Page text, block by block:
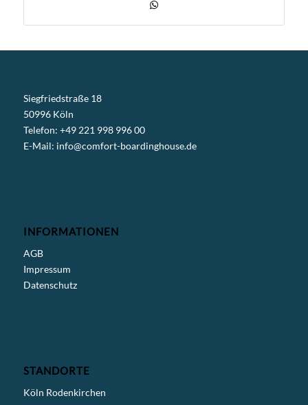
Siegfriedstraße 18
50996 Köln
Telefon: +49 221 998 996 00
E-Mail: info@comfort-boardinghouse.de
INFORMATIONEN
AGB
Impressum
Datenschutz
STANDORTE
Köln Rodenkirchen